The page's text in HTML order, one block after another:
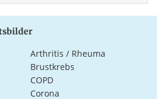
Arthritis / Rheuma
Brustkrebs
COPD
Corona